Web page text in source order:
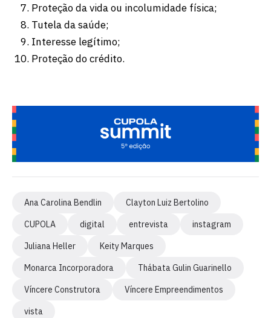
Proteção da vida ou incolumidade física;
Tutela da saúde;
Interesse legítimo;
Proteção do crédito.
Ana Carolina Bendlin
Clayton Luiz Bertolino
CUPOLA
digital entrevista
instagram
Juliana Heller
Keity Marques
Monarca Incorporadora
Thábata Gulin Guarinello
Víncere Construtora
Víncere Empreendimentos
vista